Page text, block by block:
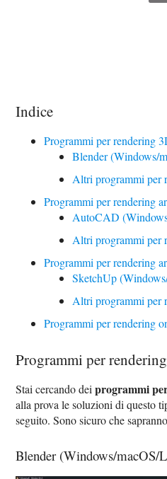
Indice
Programmi per rendering
Blender (Windows/
Altri programmi per
Programmi per rendering
AutoCAD
Altri programmi per
Programmi per rendering
SketchUp
Altri programmi per
Programmi per rendering
Programmi per
Stai cercando deiprogrammi
alla prova le soluzioni di questo
seguito. Sono sicuro che
Blender (Windows/macOS/